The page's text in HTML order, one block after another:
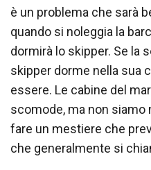
è un problema che sarà
quando si noleggia la
dormirà lo skipper. Se la
skipper dorme nella sua
essere. Le cabine del
scomode, ma non siamo
fare un mestiere che
che generalmente si